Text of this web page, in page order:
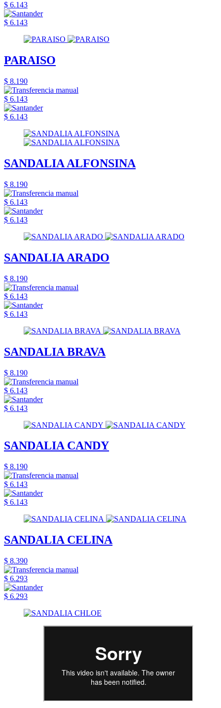
$ 6.143
$ 6.143
PARAISO
$ 8.190
$ 6.143
$ 6.143
SANDALIA ALFONSINA
$ 8.190
$ 6.143
$ 6.143
SANDALIA ARADO
$ 8.190
$ 6.143
$ 6.143
SANDALIA BRAVA
$ 8.190
$ 6.143
$ 6.143
SANDALIA CANDY
$ 8.190
$ 6.143
$ 6.143
SANDALIA CELINA
$ 8.390
$ 6.293
$ 6.293